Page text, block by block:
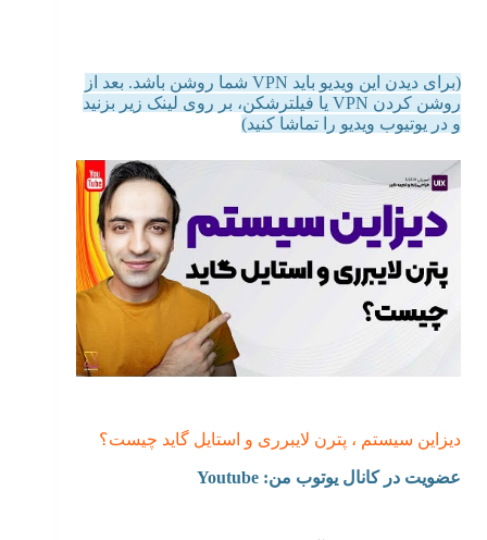
(برای دیدن این ویدیو باید VPN شما روشن باشد. بعد از
روشن کردن VPN یا فیلترشکن، بر روی لینک زیر بزنید
و در یوتیوب ویدیو را تماشا کنید)
دیزاین سیستم ، پترن لایبرری و استایل گاید چیست؟
عضویت در کانال یوتوب من: Youtu be